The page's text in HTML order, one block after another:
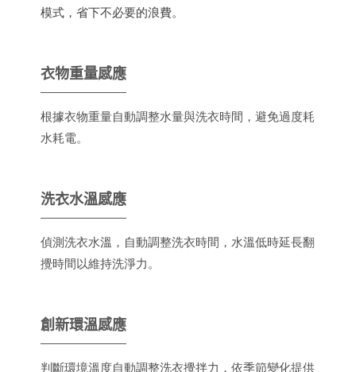
模式，省下不必要的浪費。
衣物重量感應
根據衣物重量自動調整水量與洗衣時間，避免過度耗
水耗電。
洗衣水溫感應
偵測洗衣水溫，自動調整洗衣時間，水溫低時延長翻
攪時間以維持洗淨力。
創新環溫感應
判斷環境溫度自動調整洗衣攪拌力，依季節變化提供